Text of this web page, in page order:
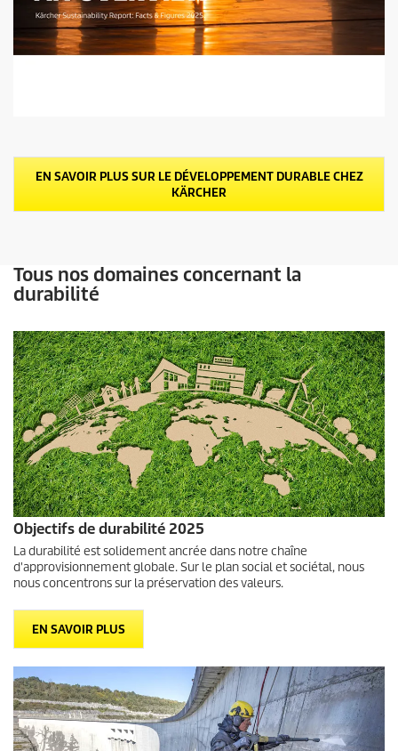
EN SAVOIR PLUS SUR LE DÉVELOPPEMENT DURABLE CHEZ
KÄRCHER
Tous nos domaines concernant la
durabilité
Objectifs de durabilité 2025
La durabilité est solidement ancrée dans notre chaîne
d'approvisionnement globale. Sur le plan social et sociétal, nous
nous concentrons sur la préservation des valeurs.
EN SAVOIR PLUS